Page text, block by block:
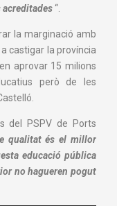
acreditades“.
la marginació amb
castigar la província
aprovar 15 milions
però de les
del PSPV de Ports
qualitat és el millor
educació pública
no hagueren pogut